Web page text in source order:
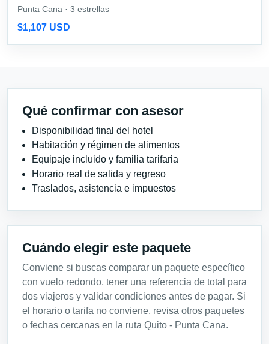
Punta Cana · 3 estrellas
$1,107 USD
Qué confirmar con asesor
Disponibilidad final del hotel
Habitación y régimen de alimentos
Equipaje incluido y familia tarifaria
Horario real de salida y regreso
Traslados, asistencia e impuestos
Cuándo elegir este paquete
Conviene si buscas comparar un paquete específico
con vuelo redondo, tener una referencia de total para
dos viajeros y validar condiciones antes de pagar. Si
el horario o tarifa no conviene, revisa otros paquetes
o fechas cercanas en la ruta Quito - Punta Cana.